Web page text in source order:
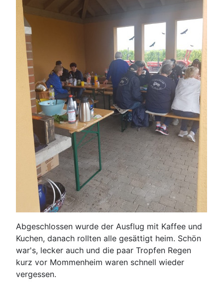
Abgeschlossen wurde der Ausflug mit Kaffee und
Kuchen, danach rollten alle gesättigt heim. Schön
war's, lecker auch und die paar Tropfen Regen
kurz vor Mommenheim waren schnell wieder
vergessen.